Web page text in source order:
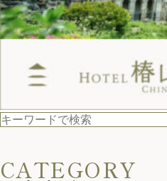
CATEGORY